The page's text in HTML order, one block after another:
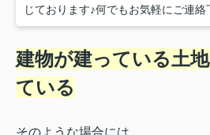
じております♪何でもお気軽にご連絡
建物が建っている土
ている
そのような場合には